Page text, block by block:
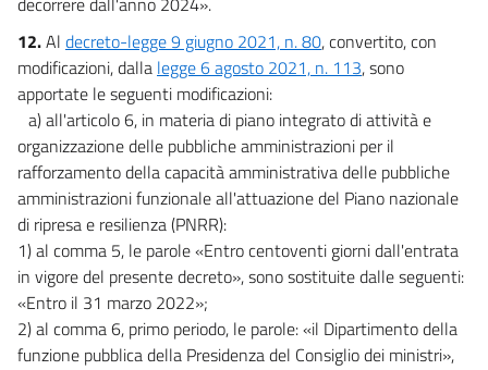
12.Al decreto-legge 9 giugno 2021, n. 80, convertito, con
modificazioni, dalla legge 6 agosto 2021, n. 113, sono
apportate le seguenti modificazioni:
a) all'articolo 6, in materia di piano integrato di attività e
organizzazione delle pubbliche amministrazioni per il
rafforzamento della capacità amministrativa delle pubbliche
amministrazioni funzionale all'attuazione del Piano nazionale
di ripresa e resilienza (PNRR):
1) al comma 5, le parole «Entro centoventi giorni dall'entrata
in vigore del presente decreto», sono sostituite dalle seguenti:
«Entro il 31 marzo 2022»;
2) al comma 6, primo periodo, le parole: «il Dipartimento della
funzione pubblica della Presidenza del Consiglio dei ministri»,